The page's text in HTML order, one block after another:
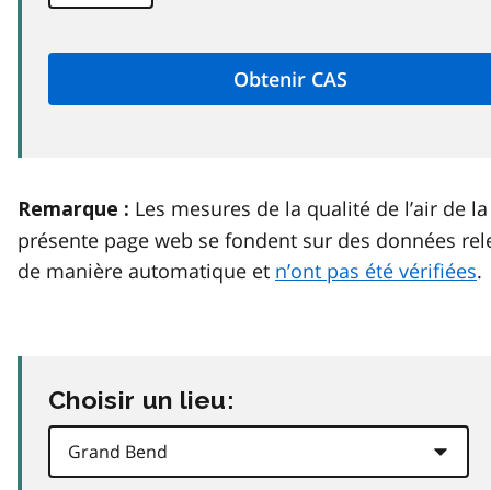
Remarque : Les mesures de la qualité de l’air de la
présente page web se fondent sur des données
de manière automatique et n’ont pas été vérifiées.
Choisir un lieu: